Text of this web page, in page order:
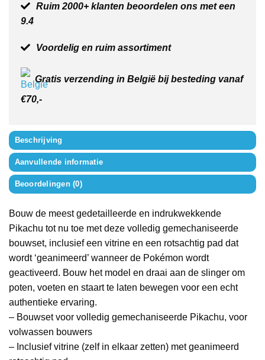
Ruim 2000+ klanten beoordelen ons met een
9.4
Voordelig en ruim assortiment
Gratis verzending in België bij besteding vanaf
€70,-
Beschrijving
Aanvullende informatie
Beoordelingen (0)
Bouw de meest gedetailleerde en indrukwekkende
Pikachu tot nu toe met deze volledig gemechaniseerde
bouwset, inclusief een vitrine en een rotsachtig pad dat
wordt ‘geanimeerd’ wanneer de Pokémon wordt
geactiveerd. Bouw het model en draai aan de slinger om
poten, voeten en staart te laten bewegen voor een echt
authentieke ervaring.
– Bouwset voor volledig gemechaniseerde Pikachu, voor
volwassen bouwers
– Inclusief vitrine (zelf in elkaar zetten) met geanimeerd